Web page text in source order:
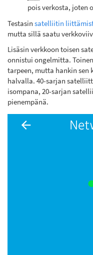
pois verkosta, joten
Testasin satelliitin
mutta sillä saatu
Lisäsin verkkoon toisen
onnistui ongelmitta.
tarpeen, mutta hankin sen
halvalla. 40-sarjan
isompana, 20-sarjan
pienempänä.